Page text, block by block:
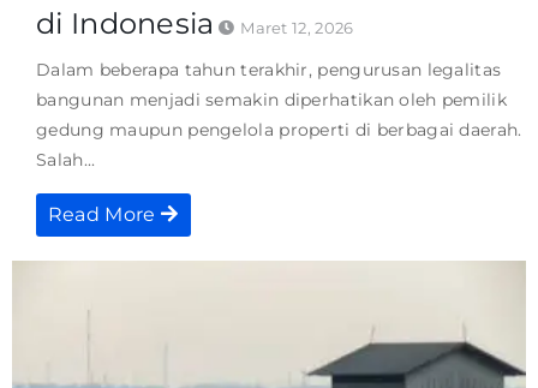
di Indonesia
Maret 12, 2026
Dalam beberapa tahun terakhir, pengurusan legalitas
bangunan menjadi semakin diperhatikan oleh pemilik
gedung maupun pengelola properti di berbagai daerah.
Salah...
Read More